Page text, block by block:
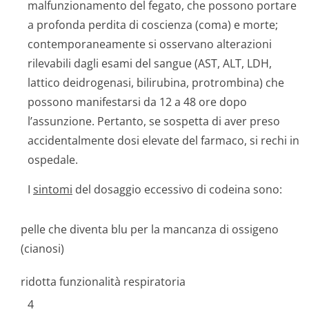
malfunzionamento del fegato, che possono portare
a profonda perdita di coscienza (coma) e morte;
contemporaneamente si osservano alterazioni
rilevabili dagli esami del sangue (AST, ALT, LDH,
lattico deidrogenasi, bilirubina, protrombina) che
possono manifestarsi da 12 a 48 ore dopo
l’assunzione. Pertanto, se sospetta di aver preso
accidentalmente dosi elevate del farmaco, si rechi in
ospedale.
I sintomi del dosaggio eccessivo di codeina sono:
pelle che diventa blu per la mancanza di ossigeno
(cianosi)
ridotta funzionalità respiratoria
4